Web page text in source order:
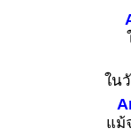
ใน
แม้